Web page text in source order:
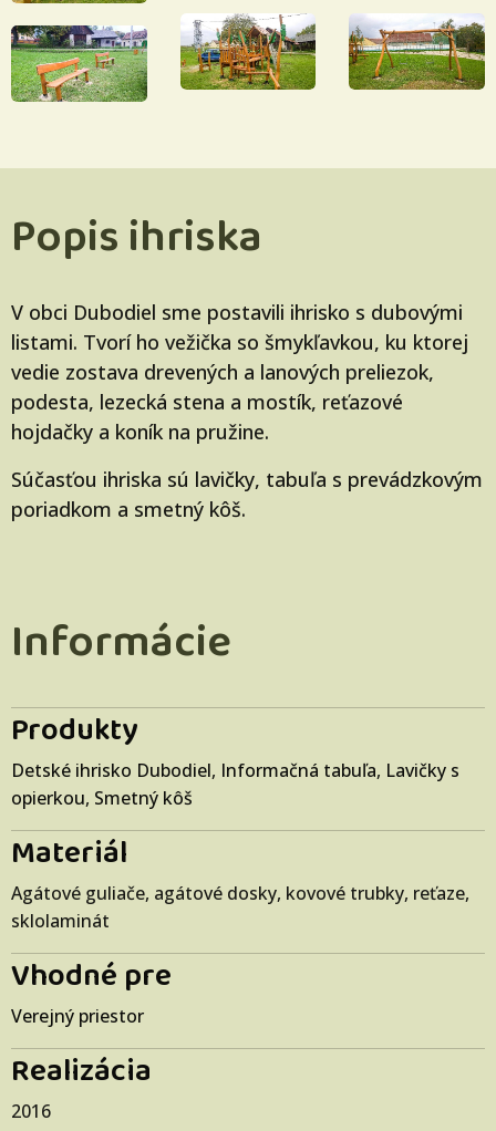
Popis ihriska
V obci Dubodiel sme postavili ihrisko s dubovými
listami. Tvorí ho vežička so šmykľavkou, ku ktorej
vedie zostava drevených a lanových preliezok,
podesta, lezecká stena a mostík, reťazové
hojdačky a koník na pružine.
Súčasťou ihriska sú lavičky, tabuľa s prevádzkovým
poriadkom a smetný kôš.
Informácie
Produkty
Detské ihrisko Dubodiel, Informačná tabuľa, Lavičky s
opierkou, Smetný kôš
Materiál
Agátové guliače, agátové dosky, kovové trubky, reťaze,
sklolaminát
Vhodné pre
Verejný priestor
Realizácia
2016